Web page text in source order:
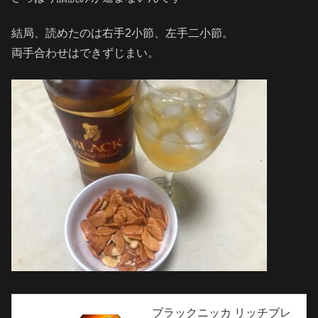
結局、読めたのは右手2小節、左手二小節。
両手合わせはできずじまい。
ブラックニッカ リッチブレ